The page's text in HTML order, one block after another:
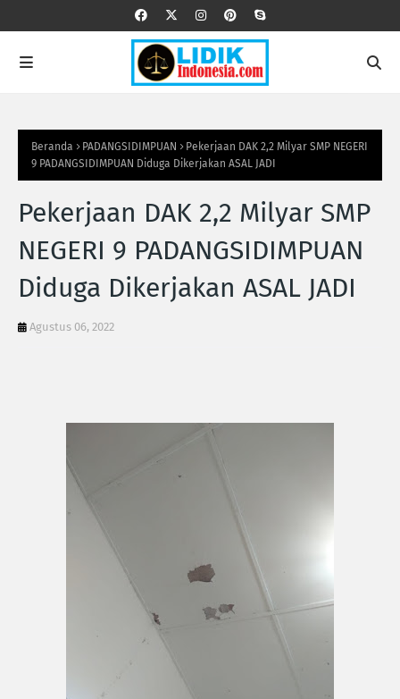
Beranda PADANGSIDIMPUAN
Pekerjaan DAK 2,2 Milyar SMP NEGERI
9 PADANGSIDIMPUAN Diduga Dikerjakan ASAL JADI
Pekerjaan DAK 2,2 Milyar SMP
NEGERI 9 PADANGSIDIMPUAN
Diduga Dikerjakan ASAL JADI
Agustus 06, 2022